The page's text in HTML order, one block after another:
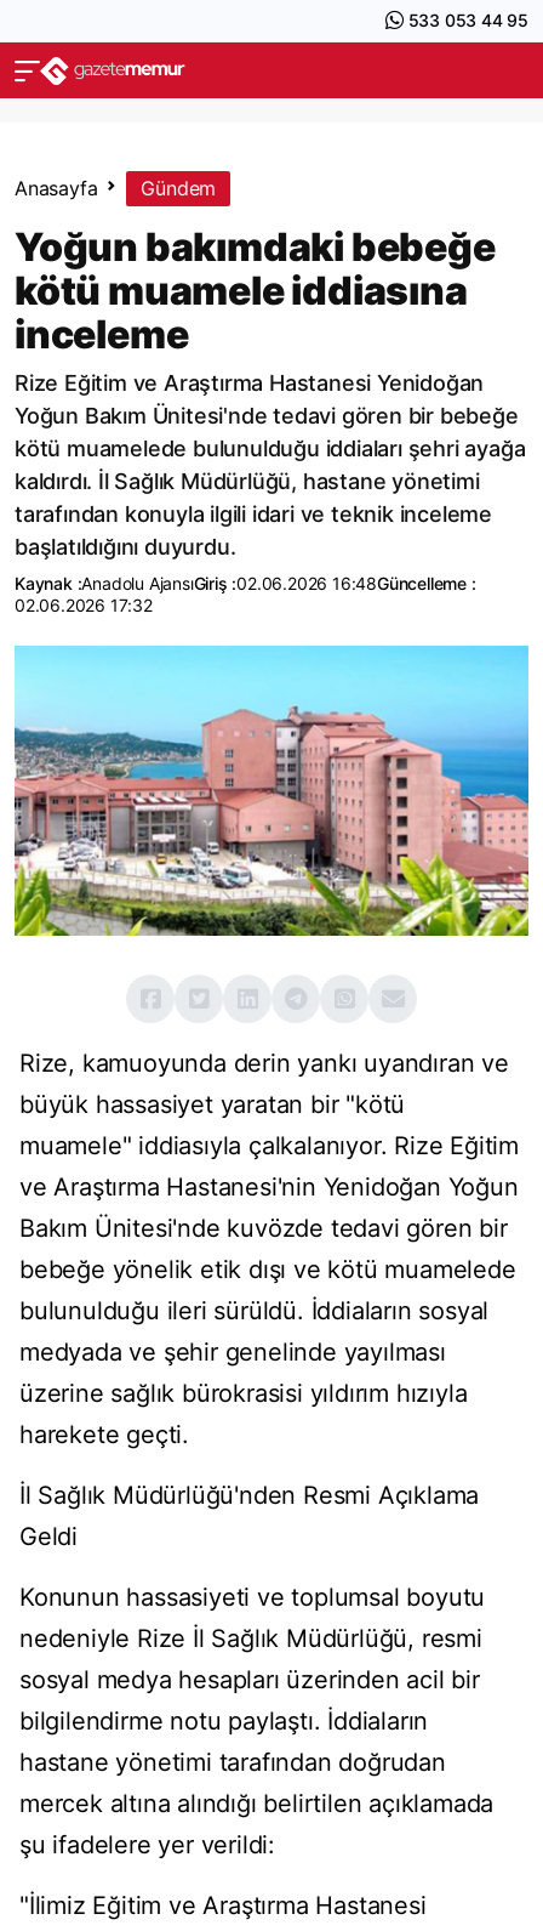
533 053 44 95
Anasayfa Gündem
Yoğun bakımdaki bebeğe
kötü muamele iddiasına
inceleme
Rize Eğitim ve Araştırma Hastanesi Yenidoğan
Yoğun Bakım Ünitesi'nde tedavi gören bir bebeğe
kötü muamelede bulunulduğu iddiaları şehri ayağa
kaldırdı. İl Sağlık Müdürlüğü, hastane yönetimi
tarafından konuyla ilgili idari ve teknik inceleme
başlatıldığını duyurdu.
Kaynak :Anadolu AjansıGiriş :02.06.2026 16:48Güncelleme :
02.06.2026 17:32
Rize, kamuoyunda derin yankı uyandıran ve
büyük hassasiyet yaratan bir "kötü
muamele" iddiasıyla çalkalanıyor. Rize Eğitim
ve Araştırma Hastanesi'nin Yenidoğan Yoğun
Bakım Ünitesi'nde kuvözde tedavi gören bir
bebeğe yönelik etik dışı ve kötü muamelede
bulunulduğu ileri sürüldü. İddiaların sosyal
medyada ve şehir genelinde yayılması
üzerine sağlık bürokrasisi yıldırım hızıyla
harekete geçti.
İl Sağlık Müdürlüğü'nden Resmi Açıklama
Geldi
Konunun hassasiyeti ve toplumsal boyutu
nedeniyle Rize İl Sağlık Müdürlüğü, resmi
sosyal medya hesapları üzerinden acil bir
bilgilendirme notu paylaştı. İddiaların
hastane yönetimi tarafından doğrudan
mercek altına alındığı belirtilen açıklamada
şu ifadelere yer verildi:
"İlimiz Eğitim ve Araştırma Hastanesi